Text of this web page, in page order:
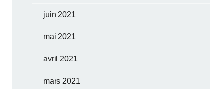
juin 2021
mai 2021
avril 2021
mars 2021